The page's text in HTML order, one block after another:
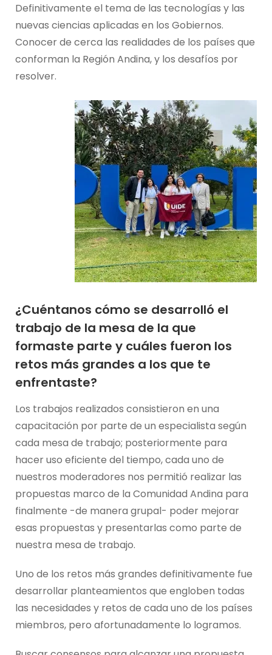
Definitivamente el tema de las tecnologías y las
nuevas ciencias aplicadas en los Gobiernos.
Conocer de cerca las realidades de los países que
conforman la Región Andina, y los desafíos por
resolver.
¿Cuéntanos cómo se desarrolló el
trabajo de la mesa de la que
formaste parte y cuáles fueron los
retos más grandes a los que te
enfrentaste?
Los trabajos realizados consistieron en una
capacitación por parte de un especialista según
cada mesa de trabajo; posteriormente para
hacer uso eficiente del tiempo, cada uno de
nuestros moderadores nos permitió realizar las
propuestas marco de la Comunidad Andina para
finalmente -de manera grupal- poder mejorar
esas propuestas y presentarlas como parte de
nuestra mesa de trabajo.
Uno de los retos más grandes definitivamente fue
desarrollar planteamientos que engloben todas
las necesidades y retos de cada uno de los países
miembros, pero afortunadamente lo logramos.